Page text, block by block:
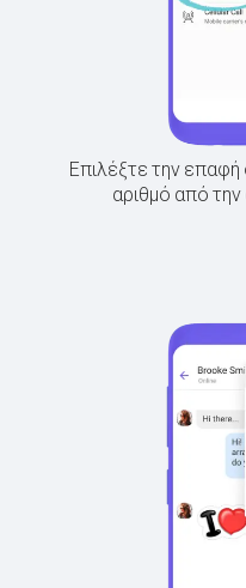
Επιλέξτε την
αριθμό από